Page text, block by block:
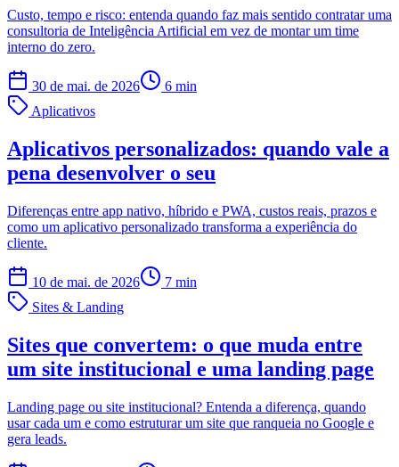
Custo, tempo e risco: entenda quando faz mais sentido contratar uma
consultoria de Inteligência Artificial em vez de montar um time
interno do zero.
30 de mai. de 2026 6 min
Aplicativos
Aplicativos personalizados: quando vale a
pena desenvolver o seu
Diferenças entre app nativo, híbrido e PWA, custos reais, prazos e
como um aplicativo personalizado transforma a experiência do
cliente.
10 de mai. de 2026 7 min
Sites & Landing
Sites que convertem: o que muda entre
um site institucional e uma landing page
Landing page ou site institucional? Entenda a diferença, quando
usar cada um e como estruturar um site que ranqueia no Google e
gera leads.